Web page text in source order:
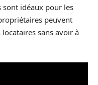
sont idéaux pour les
peuvent
sans avoir à